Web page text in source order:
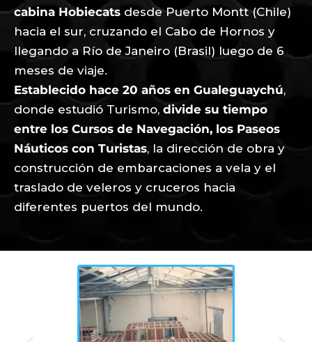
cabina Hobiecats desde Puerto Montt (Chile)
hacia el sur, cruzando el Cabo de Hornos y
llegando a Río de Janeiro (Brasil) luego de 6
meses de viaje.
Establecido hace 20 años en Gualeguaychú,
donde estudió Turismo, divide su tiempo
entre los Cursos de Navegación, los Paseos
Náuticos con Turistas, la dirección de obra y
construcción de embarcaciones a vela y el
traslado de veleros y cruceros hacia
diferentes puertos del mundo.